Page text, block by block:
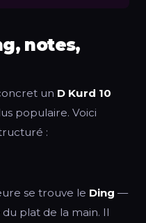
notes,
un D Kurd 10
populaire. Voici
:
se trouve le Ding —
plat de la main. Il